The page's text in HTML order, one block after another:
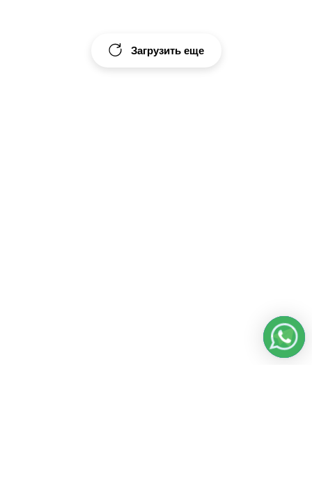
Загрузить еще